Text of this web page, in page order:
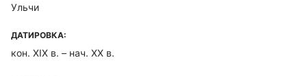
Ульчи
ДАТИРОВКА:
кон. XIX в. – нач. XX в.